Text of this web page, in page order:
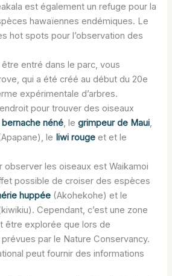
est également un refuge pour la
hawaïennes endémiques. Le
hot spots pour l’observation des
entré dans le parc, vous
qui a été créé au début du 20e
expérimentale d’arbres.
endroit pour trouver des oiseaux
bernache néné , legrimpeur de Maui
le Iiwi rouge et et le
observer les oiseaux est Waikamoi
possible de croiser des espèces
huppée (Akohekohe) et le
Cependant, c’est une zone
être explorée que lors de
par le Nature Conservancy.
peut fournir des informations